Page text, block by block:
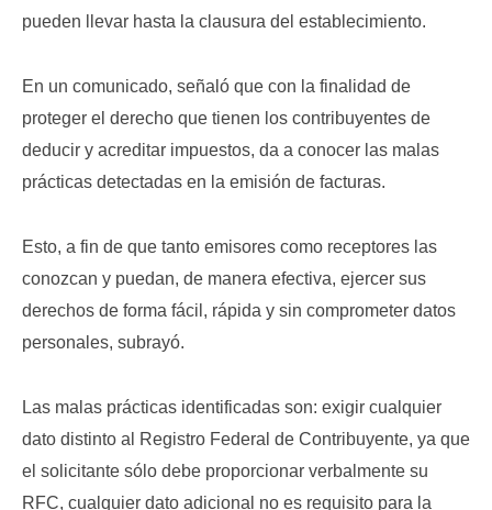
pueden llevar hasta la clausura del establecimiento.
En un comunicado, señaló que con la finalidad de
proteger el derecho que tienen los contribuyentes de
deducir y acreditar impuestos, da a conocer las malas
prácticas detectadas en la emisión de facturas.
Esto, a fin de que tanto emisores como receptores las
conozcan y puedan, de manera efectiva, ejercer sus
derechos de forma fácil, rápida y sin comprometer datos
personales, subrayó.
Las malas prácticas identificadas son: exigir cualquier
dato distinto al Registro Federal de Contribuyente, ya que
el solicitante sólo debe proporcionar verbalmente su
RFC, cualquier dato adicional no es requisito para la